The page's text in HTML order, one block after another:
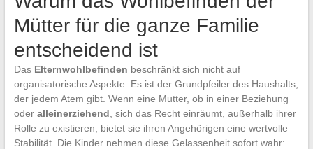
Mütter für die ganze Familie
entscheidend ist
Das Elternwohlbefinden beschränkt sich nicht auf
organisatorische Aspekte. Es ist der Grundpfeiler des Haushalts,
der jedem Atem gibt. Wenn eine Mutter, ob in einer Beziehung
oder alleinerziehend , sich das Recht einräumt, außerhalb ihrer
Rolle zu existieren, bietet sie ihren Angehörigen eine wertvolle
Stabilität. Die Kinder nehmen diese Gelassenheit sofort wahr: